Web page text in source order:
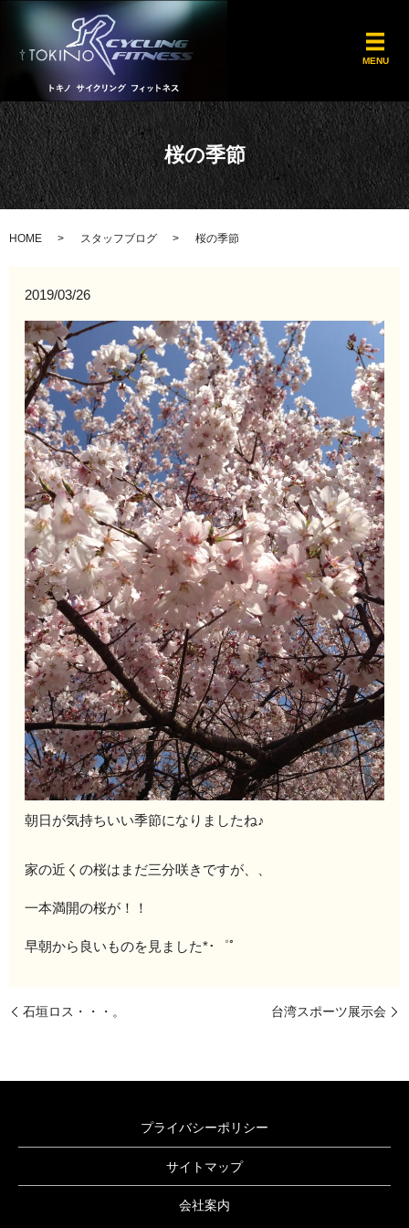
MENU
桜の季節
HOME スタッフブログ 桜の季節
2019/03/26
朝日が気持ちいい季節になりましたね♪
家の近くの桜はまだ三分咲きですが、、
一本満開の桜が！！
早朝から良いものを見ました*･゜ﾟ
石垣ロス・・・。 台湾スポーツ展示会
プライバシーポリシー
サイトマップ
会社案内